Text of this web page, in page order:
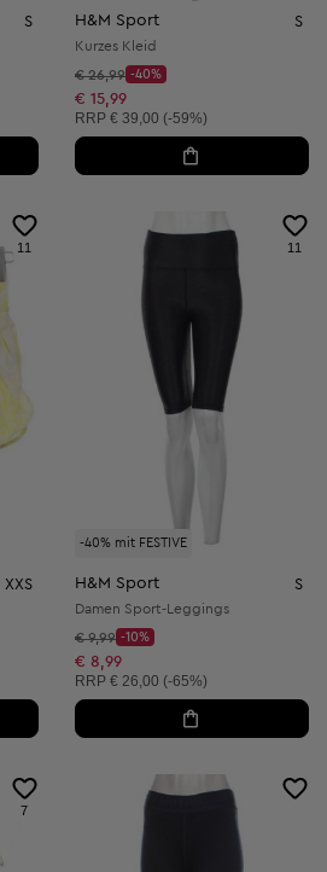
S H&M Sport S
Kurzes Kleid
Startpreis:
€ 26,99
Discount Price:
-40%
Reduzierter Preis:
€ 15,99
Unverbindliche Preisempfehlung:
RRP € 39,00 (-59%)
11
XXS
-40% mit FESTIVE
11
H&M Sport S
Damen Sport-Leggings
Startpreis:
€ 9,99
Discount Price:
-10%
Reduzierter Preis:
€ 8,99
Unverbindliche Preisempfehlung:
RRP € 26,00 (-65%)
7